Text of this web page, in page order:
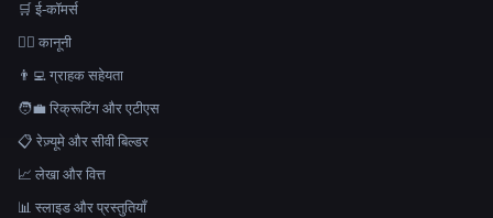
🛒 ई-कॉमर्स
👩‍⚖️ कानूनी
👨‍💻 ग्राहक सहेयता
🧑‍💼 रिक्रूटिंग और एटीएस
📋 रेज़्यूमे और सीवी बिल्डर
📈 लेखा और वित्त
📊 स्लाइड और प्रस्तुतियाँ